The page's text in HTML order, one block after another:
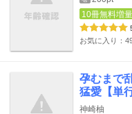
10冊無料増量
お気に入り：
孕むまで
猛愛【単
神崎柚